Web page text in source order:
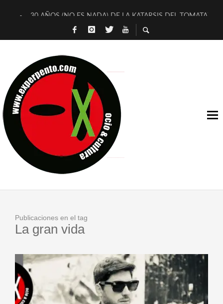
30 AÑOS (NO ES NADA) DE LA KATARSIS DEL TOMATAZO
MILITARES JUDÍAS EN #EXVITA
MARSHALL FLASH PRESENTA EN EXVITA [RELATIVA
JOFRE BARDAGÍ EN EXVITA INTERPRETANDO A SERRAT
YORCH PRESENTA [CURSO DE ARMONÍA PERSECUTORIA]
MAGALÍ SARE NOS EXPLICA [DESCASADA]
«NO TENGO PUTOS SUEÑOS»
[A FUEGO] DE ESTEL DÍAZ
Publicaciones en el tag
La gran vida